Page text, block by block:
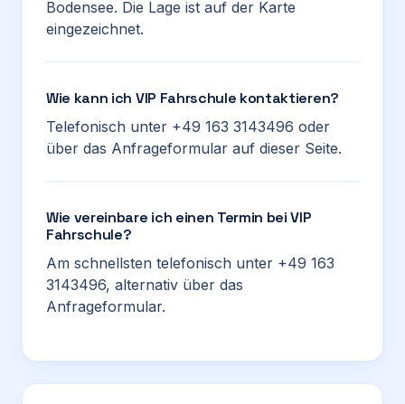
Bodensee. Die Lage ist auf der Karte
eingezeichnet.
Wie kann ich VIP Fahrschule kontaktieren?
Telefonisch unter +49 163 3143496 oder
über das Anfrageformular auf dieser Seite.
Wie vereinbare ich einen Termin bei VIP
Fahrschule?
Am schnellsten telefonisch unter +49 163
3143496, alternativ über das
Anfrageformular.